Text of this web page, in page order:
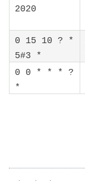
2020
0 15 10 ? *
5#3 *
0 0 * * * ?
*